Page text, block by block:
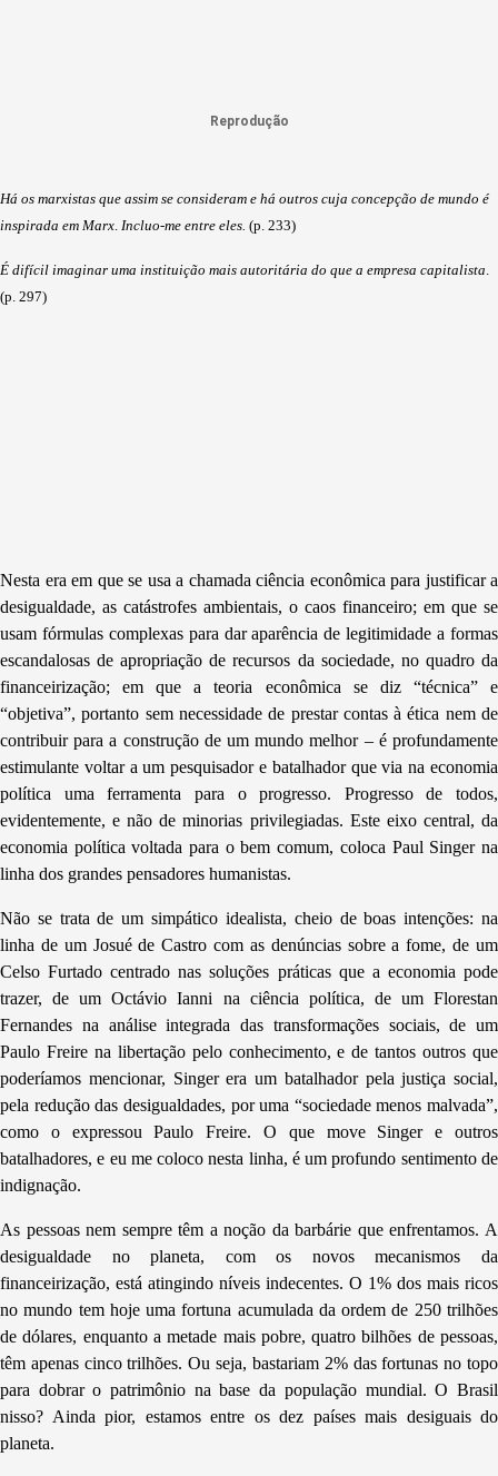
Reprodução
Há os marxistas que assim se consideram e há outros cuja concepção de mundo é
inspirada em Marx Incluo-me entre eles. (p. 233)
É difícil imaginar uma instituição mais autoritária do que a empresa capitalista
(p. 297)
Nesta era em que se usa a chamada ciência econômica para justificar a
desigualdade, as catástrofes ambientais, o caos financeiro; em que se
usam fórmulas complexas para dar aparência de legitimidade a formas
escandalosas de apropriação de recursos da sociedade, no quadro da
financeirização; em que a teoria econômica se diz “técnica” e
“objetiva”, portanto sem necessidade de prestar contas à ética nem de
contribuir para a construção de um mundo melhor – é profundamente
estimulante voltar a um pesquisador e batalhador que via na economia
política uma ferramenta para o progresso. Progresso de todos,
evidentemente, e não de minorias privilegiadas. Este eixo central, da
economia política voltada para o bem comum, coloca Paul Singer na
linha dos grandes pensadores humanistas.
Não se trata de um simpático idealista, cheio de boas intenções: na
linha de um Josué de Castro com as denúncias sobre a fome, de um
Celso Furtado centrado nas soluções práticas que a economia pode
trazer, de um Octávio Ianni na ciência política, de um Florestan
Fernandes na análise integrada das transformações sociais, de um
Paulo Freire na libertação pelo conhecimento, e de tantos outros que
poderíamos mencionar, Singer era um batalhador pela justiça social,
pela redução das desigualdades, por uma “sociedade menos malvada”,
como o expressou Paulo Freire. O que move Singer e outros
batalhadores, e eu me coloco nesta linha, é um profundo sentimento de
indignação.
As pessoas nem sempre têm a noção da barbárie que enfrentamos. A
desigualdade no planeta, com os novos mecanismos da
financeirização, está atingindo níveis indecentes. O 1% dos mais ricos
no mundo tem hoje uma fortuna acumulada da ordem de 250 trilhões
de dólares, enquanto a metade mais pobre, quatro bilhões de pessoas,
têm apenas cinco trilhões. Ou seja, bastariam 2% das fortunas no topo
para dobrar o patrimônio na base da população mundial. O Brasil
nisso? Ainda pior, estamos entre os dez países mais desiguais do
planeta.